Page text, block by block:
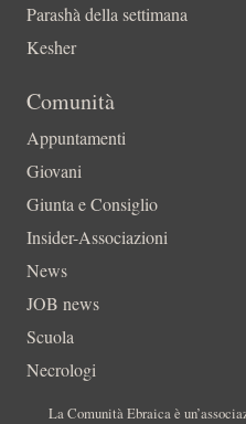
Parashà della settimana
Kesher
Comunità
Appuntamenti
Giovani
Giunta e Consiglio
Insider-Associazioni
News
JOB news
Scuola
Necrologi
La Comunità Ebraica è